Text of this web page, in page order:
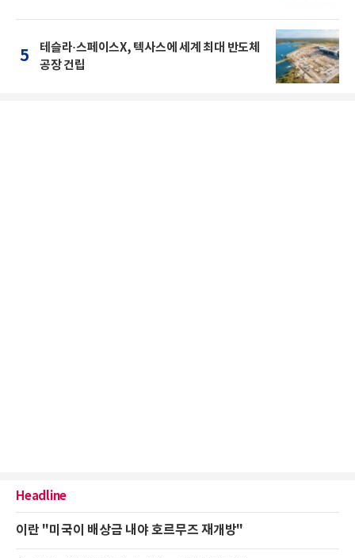
5
테슬라·스페이스X, 텍사스에 세계 최대 반도체
공장 건립
Headline
이란 "미국이 배상금 내야 호르무즈 재개방"